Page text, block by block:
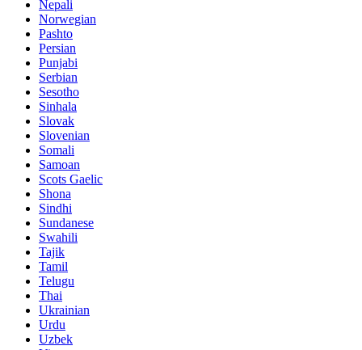
Nepali
Norwegian
Pashto
Persian
Punjabi
Serbian
Sesotho
Sinhala
Slovak
Slovenian
Somali
Samoan
Scots Gaelic
Shona
Sindhi
Sundanese
Swahili
Tajik
Tamil
Telugu
Thai
Ukrainian
Urdu
Uzbek